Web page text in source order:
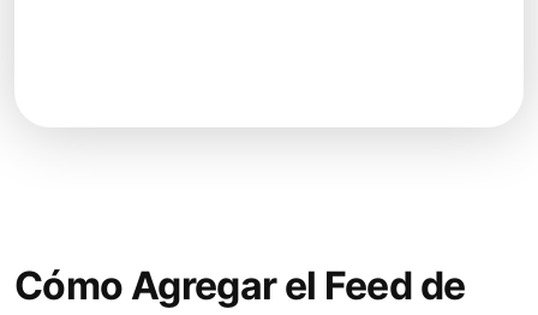
Cómo Agregar el Feed de